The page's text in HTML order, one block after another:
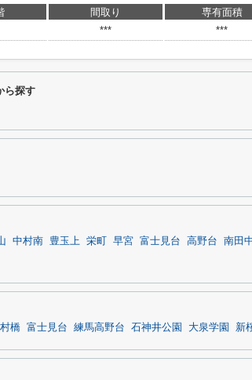
間取り 専有面積
*** ***
ら探す
中村南 豊玉上 栄町 早宮 富士見台 高野台 南田
橋 富士見台 練馬高野台 石神井公園 大泉学園 新